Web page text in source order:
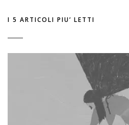
I 5 ARTICOLI PIU’ LETTI